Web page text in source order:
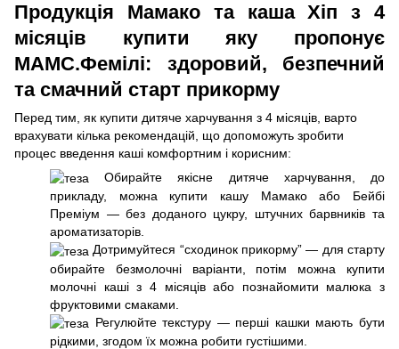
Продукція Мамако та каша Хіп з 4
місяців купити яку пропонує
МАМС.Фемілі: здоровий, безпечний
та смачний старт прикорму
Перед тим, як купити дитяче харчування з 4 місяців, варто
врахувати кілька рекомендацій, що допоможуть зробити
процес введення каші комфортним і корисним:
Обирайте якісне дитяче харчування, до
прикладу, можна купити кашу Мамако або Бейбі
Преміум — без доданого цукру, штучних барвників та
ароматизаторів.
Дотримуйтеся “сходинок прикорму” — для старту
обирайте безмолочні варіанти, потім можна купити
молочні каші з 4 місяців або познайомити малюка з
фруктовими смаками.
Регулюйте текстуру — перші кашки мають бути
рідкими, згодом їх можна робити густішими.